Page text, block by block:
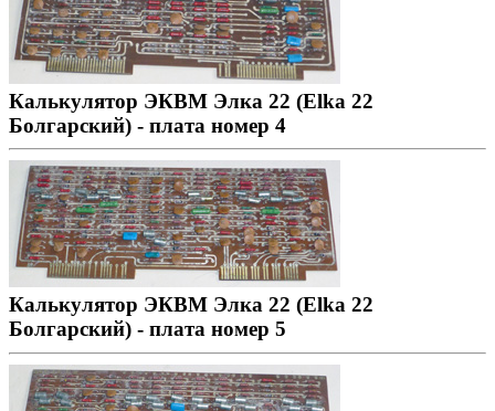
Калькулятор ЭКВМ Элка 22 (Elka 22
Болгарский) - плата номер 4
Калькулятор ЭКВМ Элка 22 (Elka 22
Болгарский) - плата номер 5